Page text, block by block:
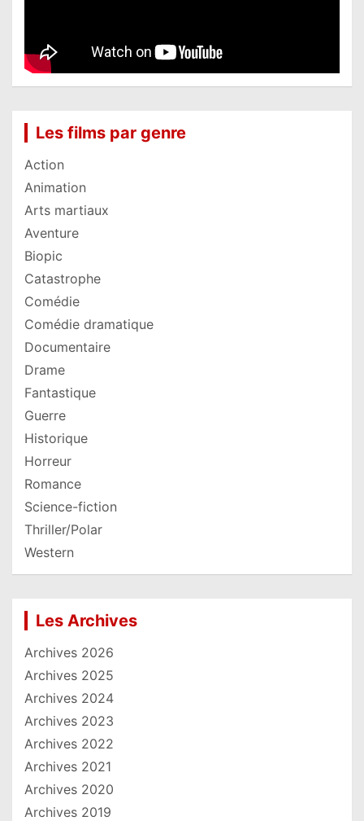
Les films par genre
Action
Animation
Arts martiaux
Aventure
Biopic
Catastrophe
Comédie
Comédie dramatique
Documentaire
Drame
Fantastique
Guerre
Historique
Horreur
Romance
Science-fiction
Thriller/Polar
Western
Les Archives
Archives 2026
Archives 2025
Archives 2024
Archives 2023
Archives 2022
Archives 2021
Archives 2020
Archives 2019